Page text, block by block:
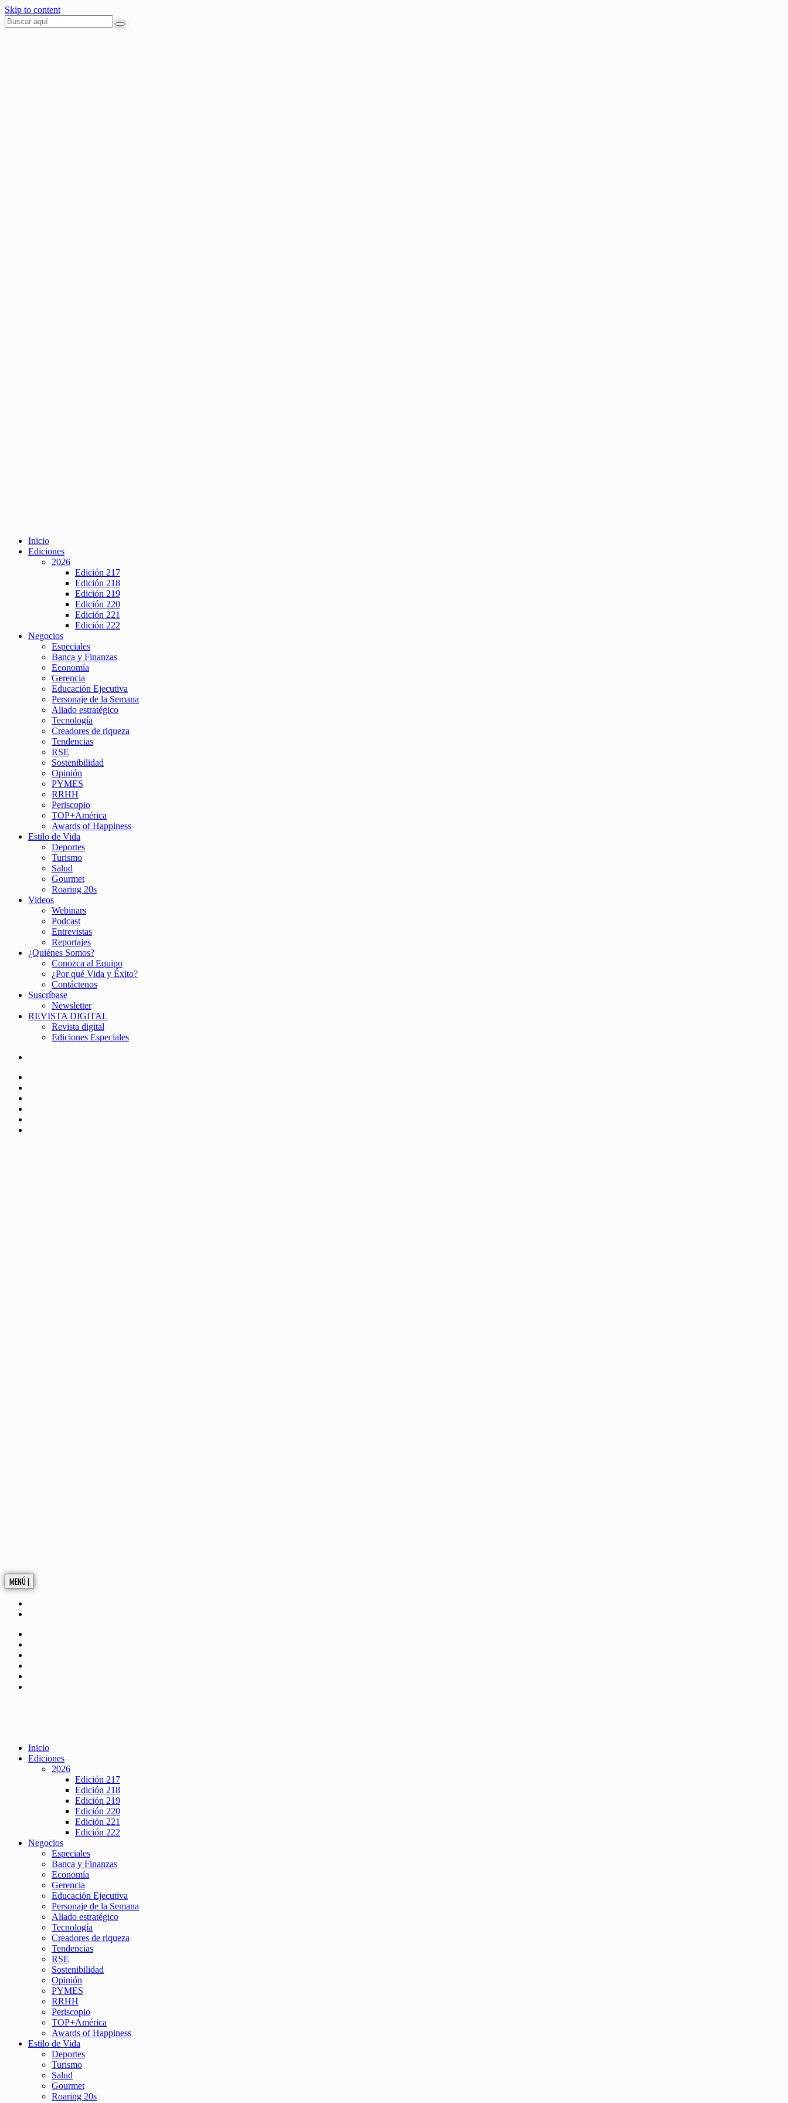
Skip to content
Inicio
Ediciones
2026
Edición 217
Edición 218
Edición 219
Edición 220
Edición 221
Edición 222
Negocios
Especiales
Banca y Finanzas
Economía
Gerencia
Educación Ejecutiva
Personaje de la Semana
Aliado estratégico
Tecnología
Creadores de riqueza
Tendencias
RSE
Sostenibilidad
Opinión
PYMES
RRHH
Periscopio
TOP+América
Awards of Happiness
Estilo de Vida
Deportes
Turismo
Salud
Gourmet
Roaring 20s
Videos
Webinars
Podcast
Entrevistas
Reportajes
¿Quiénes Somos?
Conozca al Equipo
¿Por qué Vida y Éxito?
Contáctenos
Suscríbase
Newsletter
REVISTA DIGITAL
Revista digital
Ediciones Especiales
MENÚ |
Inicio
Ediciones
2026
Edición 217
Edición 218
Edición 219
Edición 220
Edición 221
Edición 222
Negocios
Especiales
Banca y Finanzas
Economía
Gerencia
Educación Ejecutiva
Personaje de la Semana
Aliado estratégico
Tecnología
Creadores de riqueza
Tendencias
RSE
Sostenibilidad
Opinión
PYMES
RRHH
Periscopio
TOP+América
Awards of Happiness
Estilo de Vida
Deportes
Turismo
Salud
Gourmet
Roaring 20s